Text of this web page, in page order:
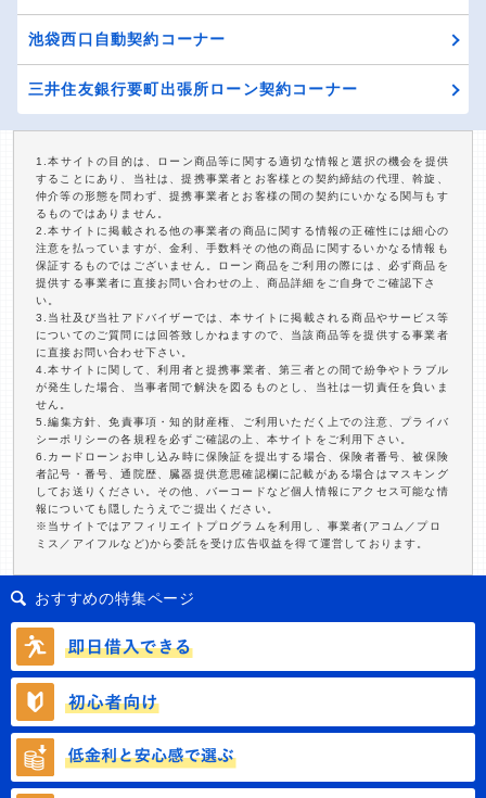
池袋西口自動契約コーナー
三井住友銀行要町出張所ローン契約コーナー
1.本サイトの目的は、ローン商品等に関する適切な情報と選択の機会を提供
することにあり、当社は、提携事業者とお客様との契約締結の代理、斡旋、
仲介等の形態を問わず、提携事業者とお客様の間の契約にいかなる関与もす
るものではありません。
2.本サイトに掲載される他の事業者の商品に関する情報の正確性には細心の
注意を払っていますが、金利、手数料その他の商品に関するいかなる情報も
保証するものではございません。ローン商品をご利用の際には、必ず商品を
提供する事業者に直接お問い合わせの上、商品詳細をご自身でご確認下さ
い。
3.当社及び当社アドバイザーでは、本サイトに掲載される商品やサービス等
についてのご質問には回答致しかねますので、当該商品等を提供する事業者
に直接お問い合わせ下さい。
4.本サイトに関して、利用者と提携事業者、第三者との間で紛争やトラブル
が発生した場合、当事者間で解決を図るものとし、当社は一切責任を負いま
せん。
5.編集方針、免責事項・知的財産権、ご利用いただく上での注意、プライバ
シーポリシーの各規程を必ずご確認の上、本サイトをご利用下さい。
6.カードローンお申し込み時に保険証を提出する場合、保険者番号、被保険
者記号・番号、通院歴、臓器提供意思確認欄に記載がある場合はマスキング
してお送りください。その他、バーコードなど個人情報にアクセス可能な情
報についても隠したうえでご提出ください。
※当サイトではアフィリエイトプログラムを利用し、事業者(アコム／プロ
ミス／アイフルなど)から委託を受け広告収益を得て運営しております。
おすすめの特集ページ